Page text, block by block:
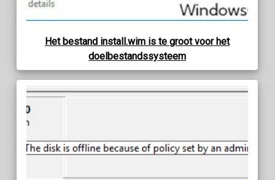
Het bestand install.wim is te groot voor het
doelbestandssysteem